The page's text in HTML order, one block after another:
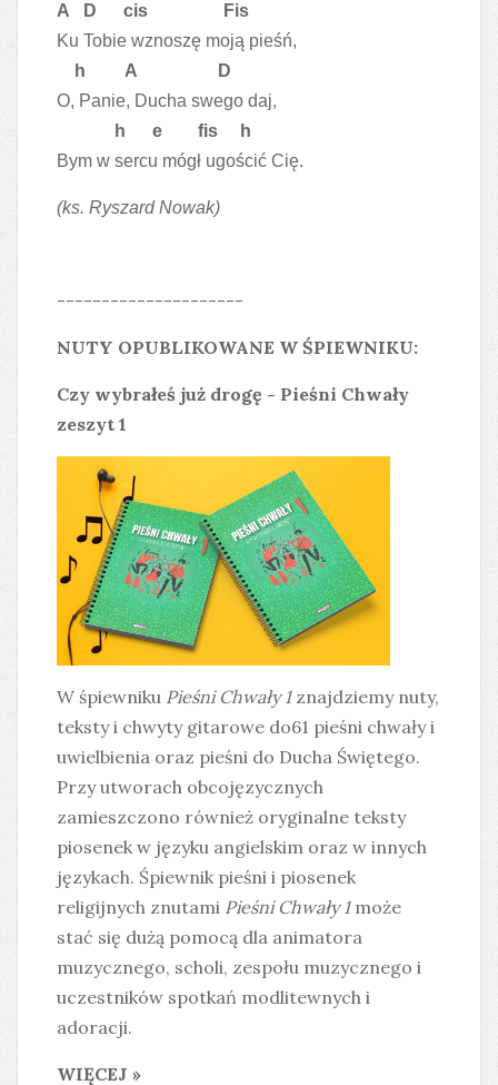
A D cis Fis
Ku Tobie wznoszę moją pieśń,
h A D
O, Panie, Ducha swego daj,
h e fis h
Bym w sercu mógł ugościć Cię.
(ks. Ryszard Nowak)
---------------------
NUTY OPUBLIKOWANE W ŚPIEWNIKU:
Czy wybrałeś już drogę - Pieśni Chwały
zeszyt 1
W śpiewniku Pieśni Chwały 1znajdziemy nuty,
teksty i chwyty gitarowe do61 pieśni chwały i
uwielbienia oraz pieśni do Ducha Świętego.
Przy utworach obcojęzycznych
zamieszczono również oryginalne teksty
piosenek w języku angielskim oraz w innych
językach. Śpiewnik pieśni i piosenek
religijnych znutami Pieśni Chwały 1może
stać się dużą pomocą dla animatora
muzycznego, scholi, zespołu muzycznego i
uczestników spotkań modlitewnych i
adoracji.
WIĘCEJ »